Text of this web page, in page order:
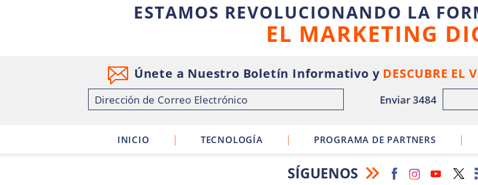
ESTAMOS REVOLUCIONANDO LA
EL MARKETING
Únete a Nuestro Boletín Informativo y DESCUBRE EL
Enviar 3484
INICIO | TECNOLOGÍA | PROGRAMA DE PARTNERS |
SÍGUENOS